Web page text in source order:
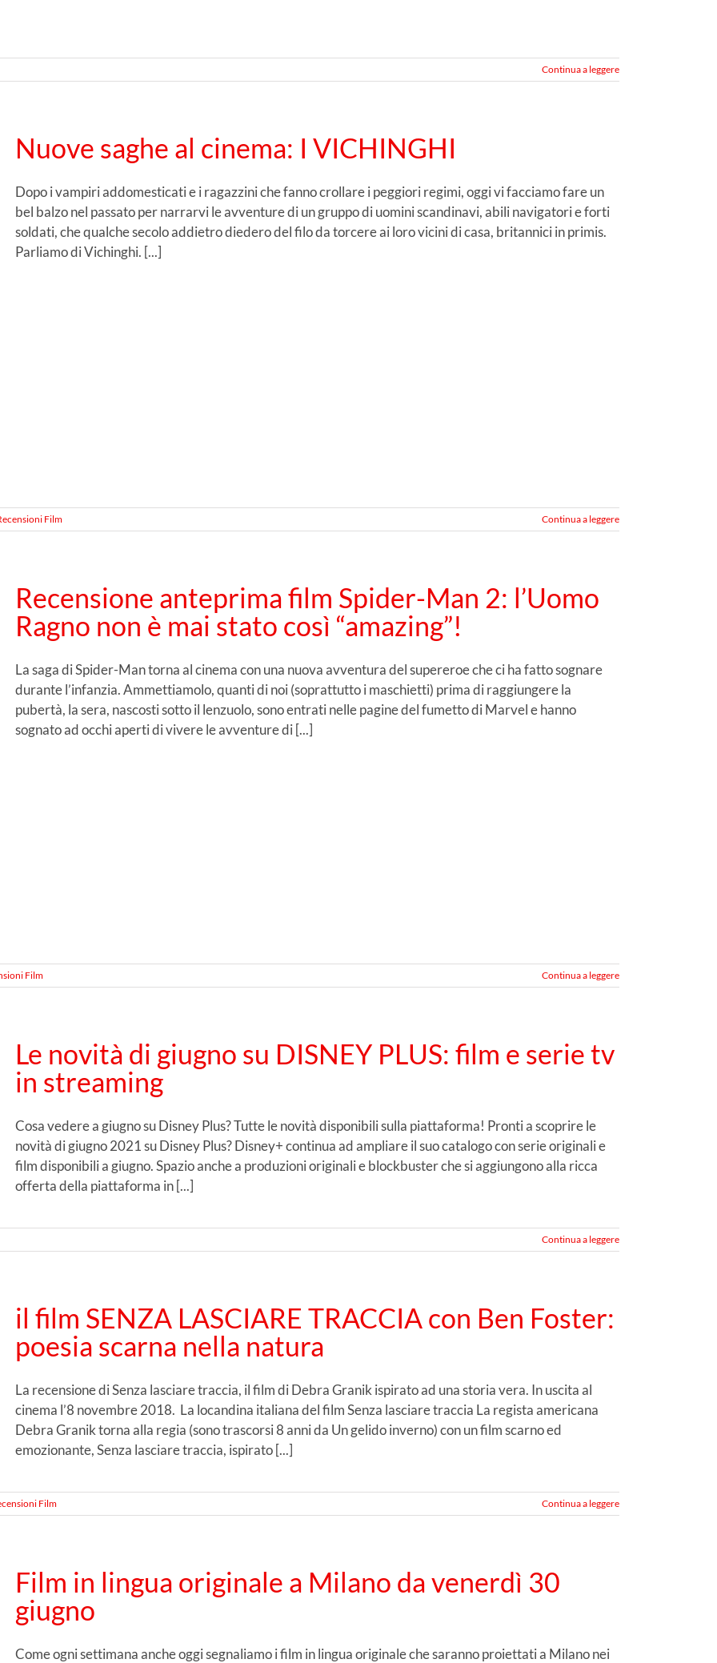
Continua a leggere
Nuove saghe al cinema: I VICHINGHI
Dopo i vampiri addomesticati e i ragazzini che fanno crollare i peggiori regimi, oggi vi facciamo fare un
bel balzo nel passato per narrarvi le avventure di un gruppo di uomini scandinavi, abili navigatori e forti
soldati, che qualche secolo addietro diedero del filo da torcere ai loro vicini di casa, britannici in primis.
Parliamo di Vichinghi. [...]
Film Continua a leggere
Recensione anteprima film Spider-Man 2: l’Uomo
Ragno non è mai stato così “amazing”!
La saga di Spider-Man torna al cinema con una nuova avventura del supereroe che ci ha fatto sognare
durante l’infanzia. Ammettiamolo, quanti di noi (soprattutto i maschietti) prima di raggiungere la
pubertà, la sera, nascosti sotto il lenzuolo, sono entrati nelle pagine del fumetto di Marvel e hanno
sognato ad occhi aperti di vivere le avventure di [...]
Film Continua a leggere
Le novità di giugno su DISNEY PLUS: film e serie tv
in streaming
Cosa vedere a giugno su Disney Plus? Tutte le novità disponibili sulla piattaforma! Pronti a scoprire le
novità di giugno 2021 su Disney Plus? Disney+ continua ad ampliare il suo catalogo con serie originali e
film disponibili a giugno. Spazio anche a produzioni originali e blockbuster che si aggiungono alla ricca
offerta della piattaforma in [...]
Continua a leggere
il film SENZA LASCIARE TRACCIA con Ben Foster:
poesia scarna nella natura
La recensione di Senza lasciare traccia, il film di Debra Granik ispirato ad una storia vera. In uscita al
cinema l’8 novembre 2018. La locandina italiana del film Senza lasciare traccia La regista americana
Debra Granik torna alla regia (sono trascorsi 8 anni da Un gelido inverno) con un film scarno ed
emozionante, Senza lasciare traccia, ispirato [...]
Film Continua a leggere
Film in lingua originale a Milano da venerdì 30
giugno
Come ogni settimana anche oggi segnaliamo i film in lingua originale che saranno proiettati a Milano nei